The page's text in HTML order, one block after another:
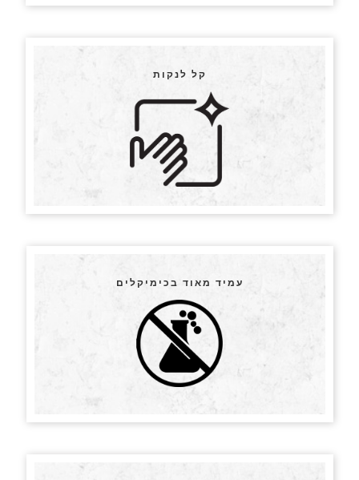
קל לנקות
עמיד מאוד בכימיקלים